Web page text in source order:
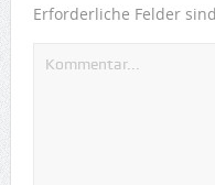
Erforderliche Felder